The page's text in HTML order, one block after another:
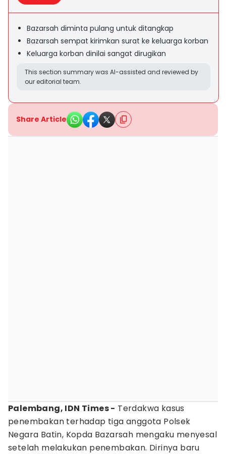
Bazarsah diminta pulang untuk ditangkap
Bazarsah sempat kirimkan surat ke keluarga korban
Keluarga korban dinilai sangat dirugikan
This section summary was AI-assisted and reviewed by
our editorial team.
Share Article
Palembang, IDN Times - Terdakwa kasus
penembakan terhadap tiga anggota Polsek
Negara Batin, Kopda Bazarsah mengaku menyesal
setelah melakukan penembakan. Dirinya baru